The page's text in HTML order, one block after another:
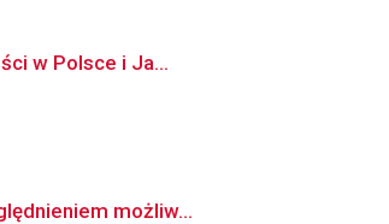
w Polsce i Ja...
możliw...